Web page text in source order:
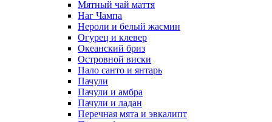
Мятный чай маття
Наг Чампа
Нероли и белый жасмин
Огурец и клевер
Океанский бриз
Островной виски
Пало санто и янтарь
Пачули
Пачули и амбра
Пачули и ладан
Перечная мята и эвкалипт